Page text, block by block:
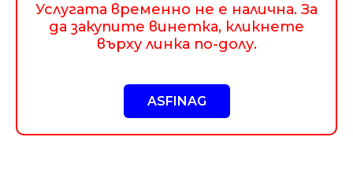
Услугата временно не е налична. За
да закупите винетка, кликнете
върху линка по-долу.
ASFINAG